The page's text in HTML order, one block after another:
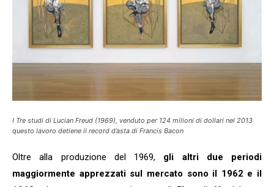
I Tre studi di Lucian Freud (1969), venduto per 124 milioni di dollari nel 2013
questo lavoro detiene il record d’asta di Francis Bacon
Oltre alla produzione del 1969, gli altri due periodi
maggiormente apprezzati sul mercato sono il 1962 e il